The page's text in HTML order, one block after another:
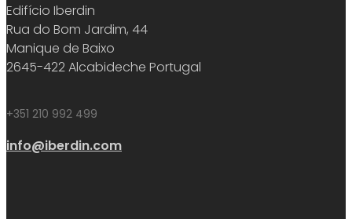
Edifício Iberdin
Rua do Bom Jardim, 44
Manique de Baixo
2645-422 Alcabideche Portugal
+351 210 992 499
info@iberdin.com